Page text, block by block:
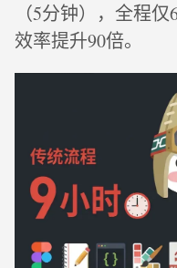
（5分钟），全程
效率提升90倍。